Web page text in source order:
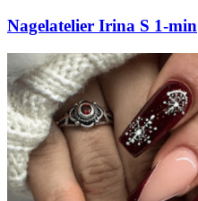
Nagelatelier Irina S 1-min